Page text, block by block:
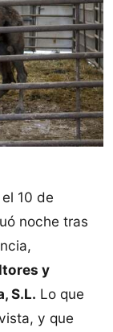
10 de
noche tras
y
S.L. Lo que
y que